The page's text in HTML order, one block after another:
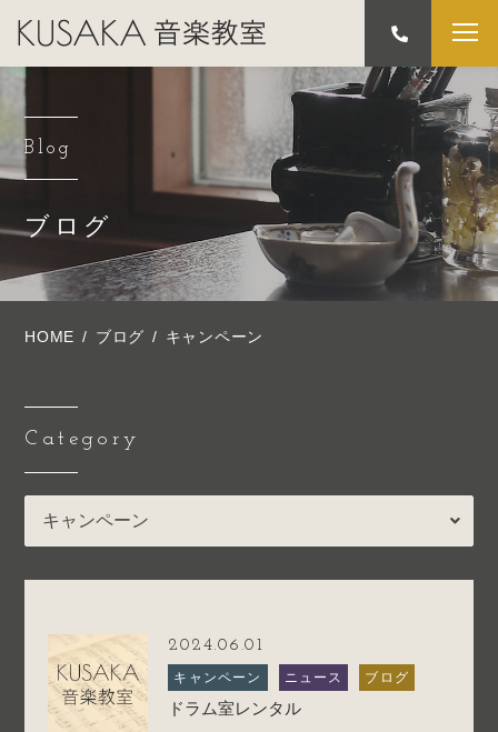
Blog
ブログ
HOME ブログ キャンペーン
2024.06.01
キャンペーン ニュース ブログ
ドラム室レンタル
Category